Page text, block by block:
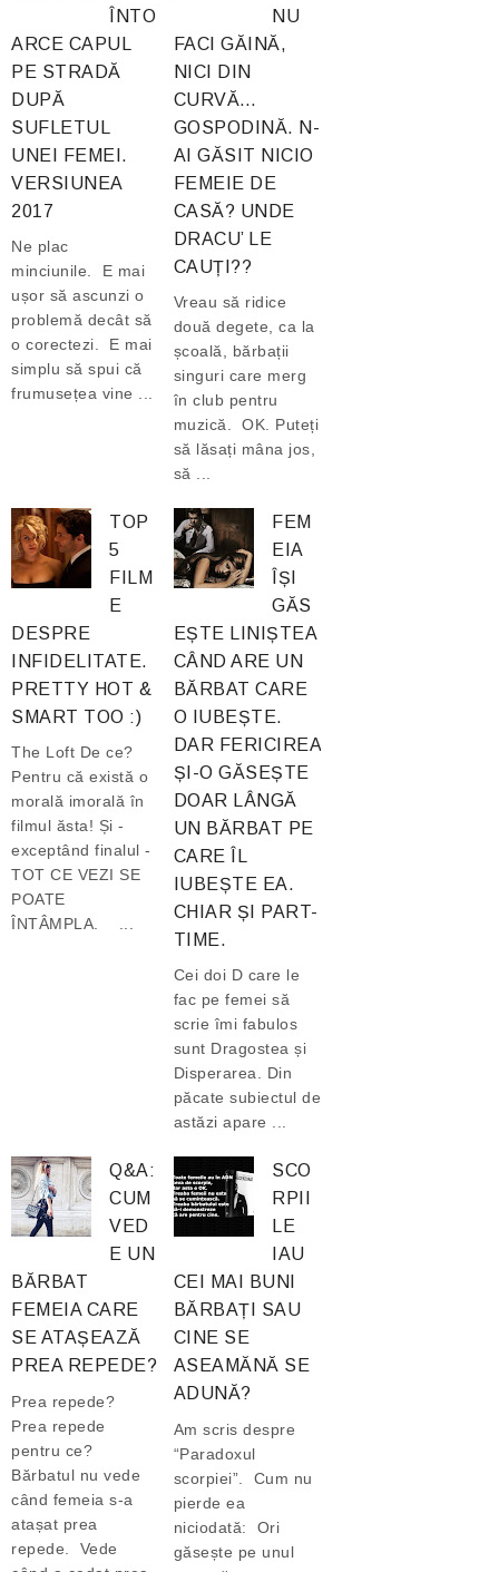
ÎNTO
ARCE CAPUL
PE STRADĂ
DUPĂ
SUFLETUL
UNEI FEMEI.
VERSIUNEA
2017
Ne plac
minciunile. E mai
ușor să ascunzi o
problemă decât să
o corectezi. E mai
simplu să spui că
frumusețea vine ...
NU
FACI GĂINĂ,
NICI DIN
CURVĂ…
GOSPODINĂ. N-
AI GĂSIT NICIO
FEMEIE DE
CASĂ? UNDE
DRACU’ LE
CAUȚI??
Vreau să ridice
două degete, ca la
școală, bărbații
singuri care merg
în club pentru
muzică. OK. Puteți
să lăsați mâna jos,
să ...
TOP
5
FILM
E
DESPRE
INFIDELITATE.
PRETTY HOT &
SMART TOO :)
The Loft De ce?
Pentru că există o
morală imorală în
filmul ăsta! Și -
exceptând finalul -
TOT CE VEZI SE
POATE
ÎNTÂMPLA. ...
FEM
EIA
ÎȘI
GĂS
EȘTE LINIȘTEA
CÂND ARE UN
BĂRBAT CARE
O IUBEȘTE.
DAR FERICIREA
ȘI-O GĂSEȘTE
DOAR LÂNGĂ
UN BĂRBAT PE
CARE ÎL
IUBEȘTE EA.
CHIAR ȘI PART-
TIME.
Cei doi D care le
fac pe femei să
scrie îmi fabulos
sunt Dragostea și
Disperarea. Din
păcate subiectul de
astăzi apare ...
Q&A:
CUM
VED
E UN
BĂRBAT
FEMEIA CARE
SE ATAȘEAZĂ
PREA REPEDE?
Prea repede?
Prea repede
pentru ce?
Bărbatul nu vede
când femeia s-a
atașat prea
repede. Vede
SCO
RPII
LE
IAU
CEI MAI BUNI
BĂRBAȚI SAU
CINE SE
ASEAMĂNĂ SE
ADUNĂ?
Am scris despre
“Paradoxul
scorpiei”. Cum nu
pierde ea
niciodată: Ori
găsește pe unul